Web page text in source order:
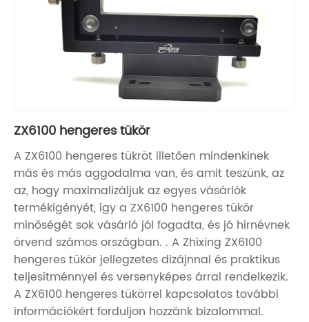
ZX6100 hengeres tükör
A ZX6100 hengeres tükröt illetően mindenkinek
más és más aggodalma van, és amit teszünk, az
az, hogy maximalizáljuk az egyes vásárlók
termékigényét, így a ZX6100 hengeres tükör
minőségét sok vásárló jól fogadta, és jó hírnévnek
örvend számos országban. . A Zhixing ZX6100
hengeres tükör jellegzetes dizájnnal és praktikus
teljesítménnyel és versenyképes árral rendelkezik.
A ZX6100 hengeres tükörrel kapcsolatos további
információkért forduljon hozzánk bizalommal.